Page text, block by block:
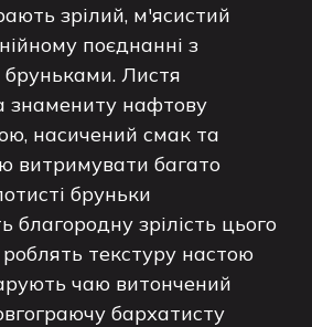
зрілий, м'ясистий
поєднанні з
Листя
знамениту нафтову
насичений смак та
витримувати багато
бруньки
благородну зрілість цього
текстуру настою
чаю витончений
бархатисту